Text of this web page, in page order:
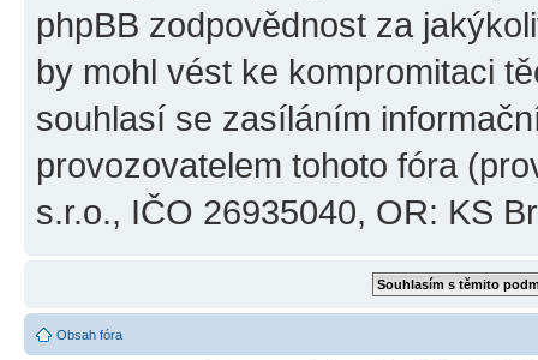
phpBB zodpovědnost za
by mohl vést ke kompromitaci
souhlasí se zasíláním
provozovatelem tohoto fóra
s.r.o., IČO 26935040, OR: KS
Obsah fóra